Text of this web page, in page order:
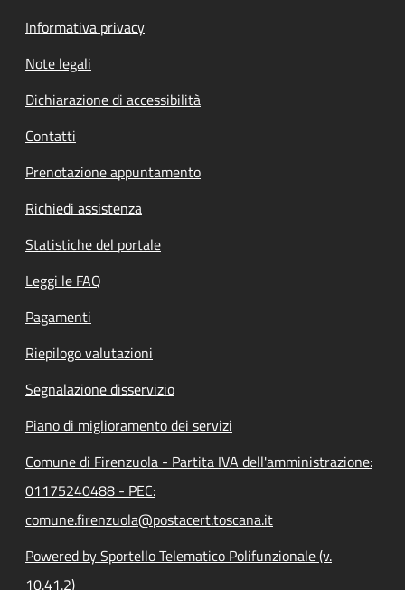
Informativa privacy
Note legali
Dichiarazione di accessibilità
Contatti
Prenotazione appuntamento
Richiedi assistenza
Statistiche del portale
Leggi le FAQ
Pagamenti
Riepilogo valutazioni
Segnalazione disservizio
Piano di miglioramento dei servizi
Comune di Firenzuola - Partita IVA dell'amministrazione:
01175240488 - PEC:
comune.firenzuola@postacert.toscana.it
Powered by Sportello Telematico Polifunzionale (v.
10.41.2)